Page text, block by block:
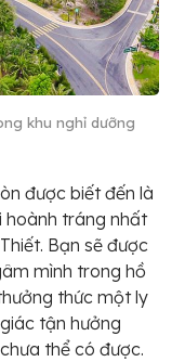
khu nghỉ dưỡng
được biết đến là
hoành tráng nhất
Bạn sẽ được
mình trong hồ
thức một ly
tận hưởng
thể có được.